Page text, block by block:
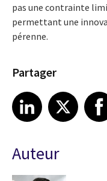
pas une contrainte
permettant une
pérenne.
Partager
Share article on LinkedIn
LinkedIn
Share article on XShare
Auteur